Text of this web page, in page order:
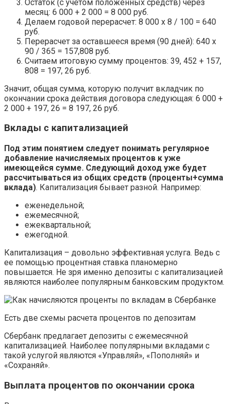
Остаток (с учетом положенных средств) через
месяц: 6 000 + 2 000 = 8 000 руб.
Делаем годовой перерасчет: 8 000 х 8 / 100 = 640
руб.
Перерасчет за оставшееся время (90 дней): 640 х
90 / 365 = 157,808 руб.
Считаем итоговую сумму процентов: 39, 452 + 157,
808 = 197, 26 руб.
Значит, общая сумма, которую получит вкладчик по
окончании срока действия договора следующая: 6 000 +
2 000 + 197, 26 = 8 197, 26 руб.
Вклады с капитализацией
Под этим понятием следует понимать регулярное
добавление начисляемых процентов к уже
имеющейся сумме. Следующий доход уже будет
рассчитываться из общих средств (проценты+сумма
вклада). Капитализация бывает разной. Например:
еженедельной;
ежемесячной;
ежеквартальной;
ежегодной.
Капитализация – довольно эффективная услуга. Ведь с
ее помощью процентная ставка планомерно
повышается. Не зря именно депозиты с капитализацией
являются наиболее популярным банковским продуктом.
Есть две схемы расчета процентов по депозитам
Сбербанк предлагает депозиты с ежемесячной
капитализацией. Наиболее популярными вкладами с
такой услугой являются «Управляй», «Пополняй» и
«Сохраняй».
Выплата процентов по окончании срока